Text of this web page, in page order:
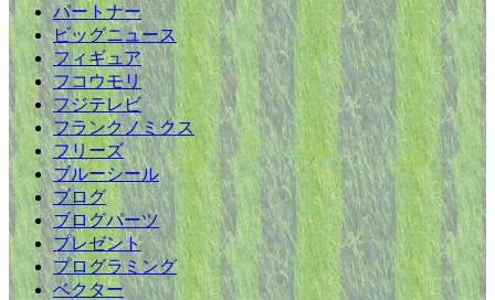
パートナー
ビッグニュース
フィギュア
フコウモリ
フジテレビ
フランクノミクス
フリーズ
ブルーシール
ブログ
ブログパーツ
プレゼント
プログラミング
ベクター